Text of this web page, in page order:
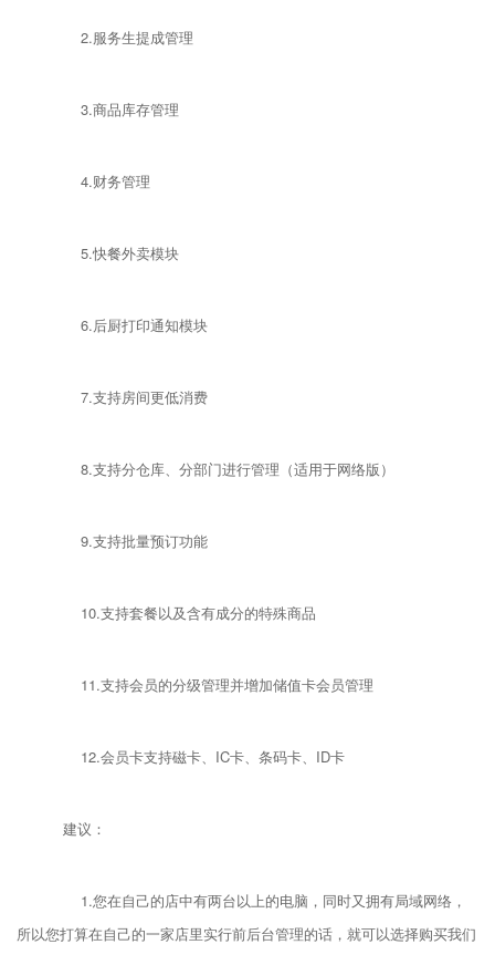
2.服务生提成管理
3.商品库存管理
4.财务管理
5.快餐外卖模块
6.后厨打印通知模块
7.支持房间更低消费
8.支持分仓库、分部门进行管理（适用于网络版）
9.支持批量预订功能
10.支持套餐以及含有成分的特殊商品
11.支持会员的分级管理并增加储值卡会员管理
12.会员卡支持磁卡、IC卡、条码卡、ID卡
建议：
1.您在自己的店中有两台以上的电脑，同时又拥有局域网络，
所以您打算在自己的一家店里实行前后台管理的话，就可以选择购买我们